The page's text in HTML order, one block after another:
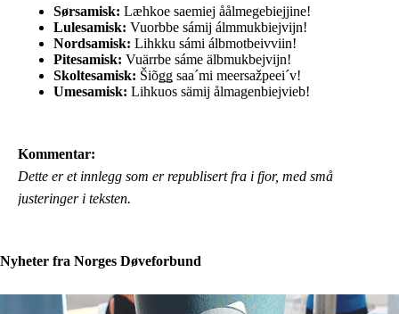
Sørsamisk: Læhkoe saemiej åålmegebiejjine!
Lulesamisk: Vuorbbe sámij álmmukbiejvijn!
Nordsamisk: Lihkku sámi álbmotbeivviin!
Pitesamisk: Vuärrbe sáme älbmukbejvijn!
Skoltesamisk: Šiõǥǥ saa´mi meersažpeei´v!
Umesamisk: Lihkuos sämij ålmagenbiejvieb!
Kommentar:
Dette er et innlegg som er republisert fra i fjor, med små
justeringer i teksten.
Nyheter fra Norges Døveforbund